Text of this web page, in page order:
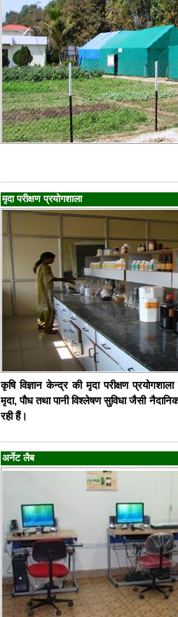
मृदा परीक्षण प्रयोगशाला
कृषि विज्ञान केन्द्र की मृदा परीक्षण
मृदा, पौध तथा पानी विश्लेषण सुविधा जैसी
रही हैं।
अर्नेट लैब